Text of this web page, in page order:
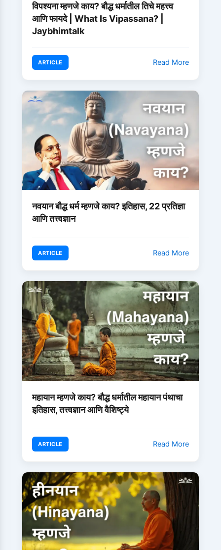
विपश्यना म्हणजे काय? बौद्ध धर्मातील तिचे महत्त्व
आणि फायदे | What Is Vipassana? |
Jaybhimtalk
ARTICLE Read More
नवयान बौद्ध धर्म म्हणजे काय? इतिहास, 22 प्रतिज्ञा
आणि तत्त्वज्ञान
ARTICLE Read More
महायान म्हणजे काय? बौद्ध धर्मातील महायान पंथाचा
इतिहास, तत्त्वज्ञान आणि वैशिष्ट्ये
ARTICLE Read More